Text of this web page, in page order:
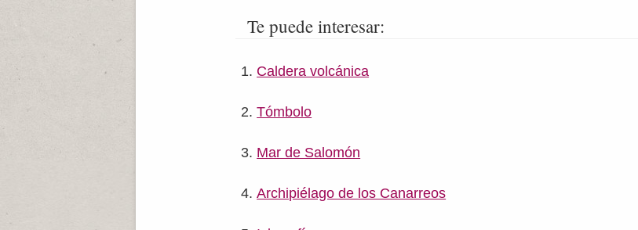
Te puede interesar:
Caldera volcánica
Tómbolo
Mar de Salomón
Archipiélago de los Canarreos